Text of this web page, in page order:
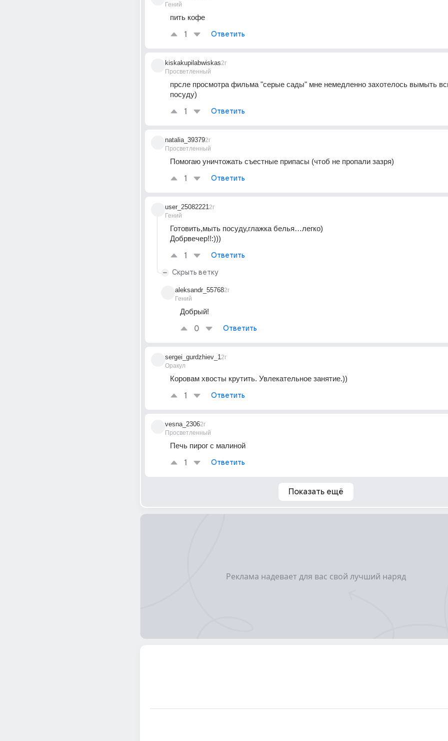
Гений
пить кофе
1 Ответить
kiskakupilabwiskas
Просветленный
2г
прсле просмотра фильма "серые сады" мне немедленно захотелось вымыть
посуду)
1 Ответить
natalia_39379
Просветленный
2г
Помогаю уничтожать съестные припасы (чтоб не пропали зазря)
1 Ответить
user_25082221
Гений
2г
Готовить,мыть посуду,глажка белья…легко)
Добрвечер!!:)))
1 Ответить
Скрыть ветку
aleksandr_55768
Гений
2г
Добрый!
0 Ответить
sergei_gurdzhiev_1
Оракул
2г
Коровам хвосты крутить. Увлекательное занятие.))
1 Ответить
vesna_2306
Просветленный
2г
Печь пирог с малиной
1 Ответить
Показать ещё